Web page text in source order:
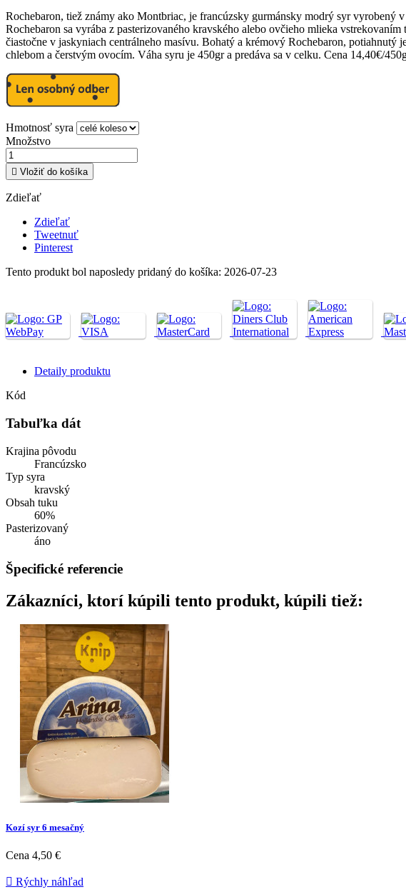
Rochebaron, tiež známy ako Montbriac, je francúzsky gurmánsky modrý syr vyrobený
Rochebaron sa vyrába z pasterizovaného kravského alebo ovčieho mlieka
čiastočne v jaskyniach centrálneho masívu. Bohatý a krémový Rochebaron, potiahnutý
chlebom a čerstvým ovocím. Váha syru je 450gr a predáva sa v celku. Cena 14,40€/
Hmotnosť syra
Množstvo
 Vložiť do košíka
Zdieľať
Zdieľať
Tweetnuť
Pinterest
Tento produkt bol naposledy pridaný do košíka: 2026-07-23
Detaily produktu
Kód
Tabuľka dát
Krajina pôvodu
Francúzsko
Typ syra
kravský
Obsah tuku
60%
Pasterizovaný
áno
Špecifické referencie
Zákazníci, ktorí kúpili tento produkt, kúpili tiež:
Kozí syr 6 mesačný
Cena 4,50 €
 Rýchly náhľad